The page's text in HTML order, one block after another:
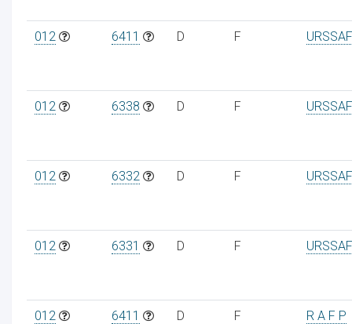
012 6411 D F
012 6338 D F
012 6332 D F
012 6331 D F
012 6411 D F R A F P